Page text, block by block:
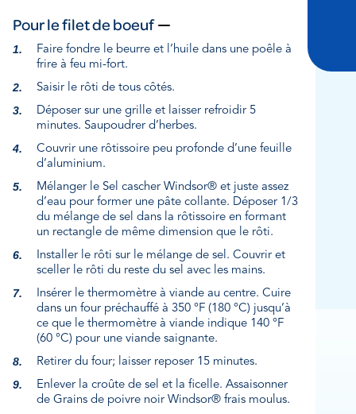
Pour le filet de boeuf
Faire fondre le beurre et l’huile dans une poêle à
frire à feu mi-fort.
Saisir le rôti de tous côtés.
Déposer sur une grille et laisser refroidir 5
minutes. Saupoudrer d’herbes.
Couvrir une rôtissoire peu profonde d’une feuille
d’aluminium.
Mélanger le Sel cascher Windsor® et juste assez
d’eau pour former une pâte collante. Déposer 1/3
du mélange de sel dans la rôtissoire en formant
un rectangle de même dimension que le rôti.
Installer le rôti sur le mélange de sel. Couvrir et
sceller le rôti du reste du sel avec les mains.
Insérer le thermomètre à viande au centre. Cuire
dans un four préchauffé à 350 °F (180 °C) jusqu’à
ce que le thermomètre à viande indique 140 °F
(60 °C) pour une viande saignante.
Retirer du four; laisser reposer 15 minutes.
Enlever la croûte de sel et la ficelle. Assaisonner
de Grains de poivre noir Windsor® frais moulus.